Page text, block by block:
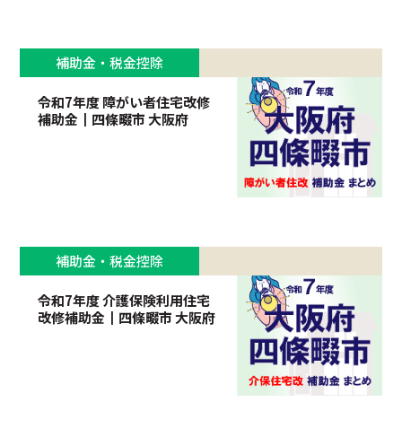
補助金・税金控除
令和7年度 障がい者住宅改修
補助金┃四條畷市 大阪府
補助金・税金控除
令和7年度 介護保険利用住宅
改修補助金┃四條畷市 大阪府